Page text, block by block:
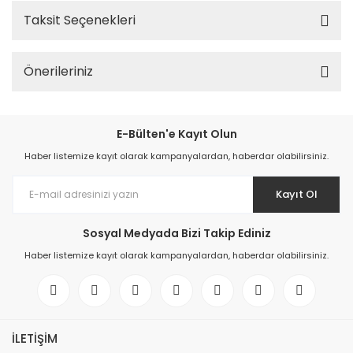
Taksit Seçenekleri
Önerileriniz
E-Bülten'e Kayıt Olun
Haber listemize kayıt olarak kampanyalardan, haberdar olabilirsiniz.
Kayıt Ol
Sosyal Medyada Bizi Takip Ediniz
Haber listemize kayıt olarak kampanyalardan, haberdar olabilirsiniz.
İLETİŞİM